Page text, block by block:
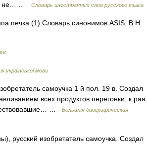
не… …
Словарь иностранных слов русского языка
печка (1) Словарь синонимов ASIS. В.Н.
української мови
самоучка 1 й пол. 19 в. Создал
всех продуктов перегонки, к рая
…
Большая биографическая
русский изобретатель самоучка. Создал